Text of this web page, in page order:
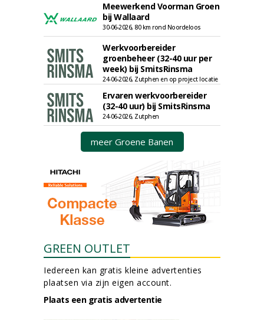
Meewerkend Voorman Groen
bij Wallaard
30-06-2026, 80 km rond Noordeloos
Werkvoorbereider
groenbeheer (32-40 uur per
week) bij SmitsRinsma
24-06-2026, Zutphen en op project locatie
Ervaren werkvoorbereider
(32-40 uur) bij SmitsRinsma
24-06-2026, Zutphen
meer Groene Banen
GREEN OUTLET
Iedereen kan gratis kleine advertenties
plaatsen via zijn eigen account.
Plaats een gratis advertentie